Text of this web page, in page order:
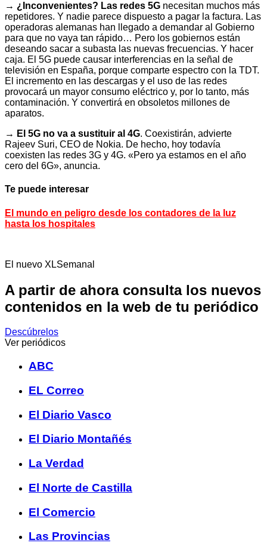
→ ¿Inconvenientes? Las redes 5G necesitan muchos más
repetidores. Y nadie parece dispuesto a pagar la factura. Las
operadoras alemanas han llegado a demandar al Gobierno
para que no vaya tan rápido… Pero los gobiernos están
deseando sacar a subasta las nuevas frecuencias. Y hacer
caja. El 5G puede causar interferencias en la señal de
televisión en España, porque comparte espectro con la TDT.
El incremento en las descargas y el uso de las redes
provocará un mayor consumo eléctrico y, por lo tanto, más
contaminación. Y convertirá en obsoletos millones de
aparatos.
→ El 5G no va a sustituir al 4G. Coexistirán, advierte
Rajeev Suri, CEO de Nokia. De hecho, hoy todavía
coexisten las redes 3G y 4G. «Pero ya estamos en el año
cero del 6G», anuncia.
Te puede interesar
El mundo en peligro desde los contadores de la luz
hasta los hospitales
El nuevo XLSemanal
A partir de ahora consulta los nuevos
contenidos en la web de tu periódico
Descúbrelos
Ver periódicos
ABC
EL Correo
El Diario Vasco
El Diario Montañés
La Verdad
El Norte de Castilla
El Comercio
Las Provincias